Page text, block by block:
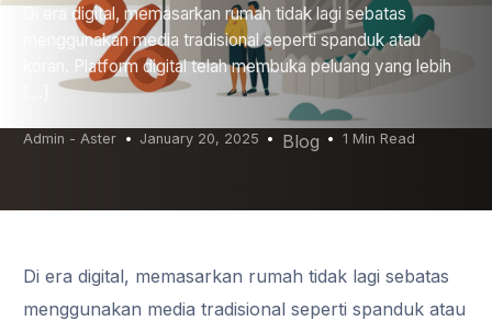
Di era digital, memasarkan rumah tidak lagi sebatas
menggunakan media tradisional seperti spanduk atau
koran. Platform digital telah membuka peluang yang lebih
Admin - Aster January 20, 2025 Blog 1 Min Read
Di era digital, memasarkan rumah tidak lagi sebatas
menggunakan media tradisional seperti spanduk atau